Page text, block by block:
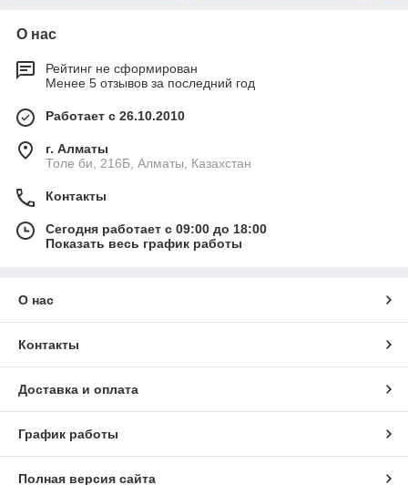
О нас
Рейтинг не сформирован
Менее 5 отзывов за последний год
Работает с 26.10.2010
г. Алматы
Толе би, 216Б, Алматы, Казахстан
Контакты
Сегодня работает с 09:00 до 18:00
Показать весь график работы
О нас
Контакты
Доставка и оплата
График работы
Полная версия сайта